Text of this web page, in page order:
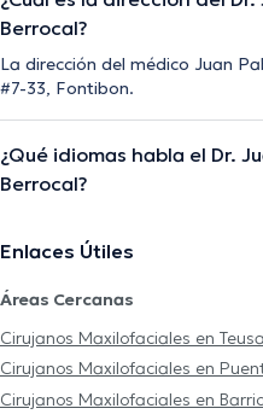
Berrocal?
La dirección del médico Juan
#7-33, Fontibon.
¿Qué idiomas habla el Dr.
Berrocal?
Enlaces Útiles
Áreas Cercanas
Cirujanos Maxilofaciales en
Cirujanos Maxilofaciales en
Cirujanos Maxilofaciales en